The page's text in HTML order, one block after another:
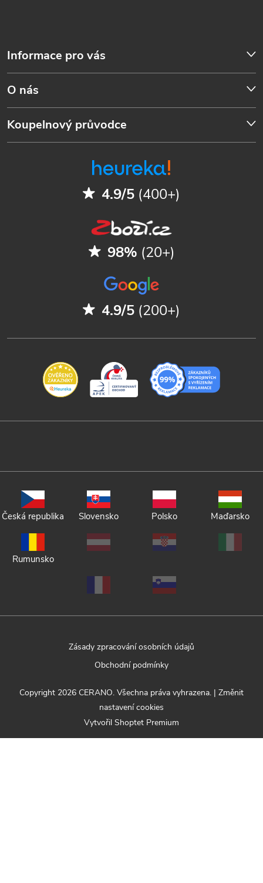
Informace pro vás
O nás
Koupelnový průvodce
4.9/5 (400+)
98% (20+)
4.9/5 (200+)
Česká republika Slovensko Polsko Maďarsko
Rumunsko
Zásady zpracování osobních údajů
Obchodní podmínky
Vytvořil Shoptet Premium
Copyright 2026 CERANO. Všechna práva vyhrazena. | Změnit
nastavení cookies